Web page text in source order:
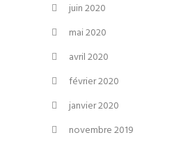
juin 2020
mai 2020
avril 2020
février 2020
janvier 2020
novembre 2019